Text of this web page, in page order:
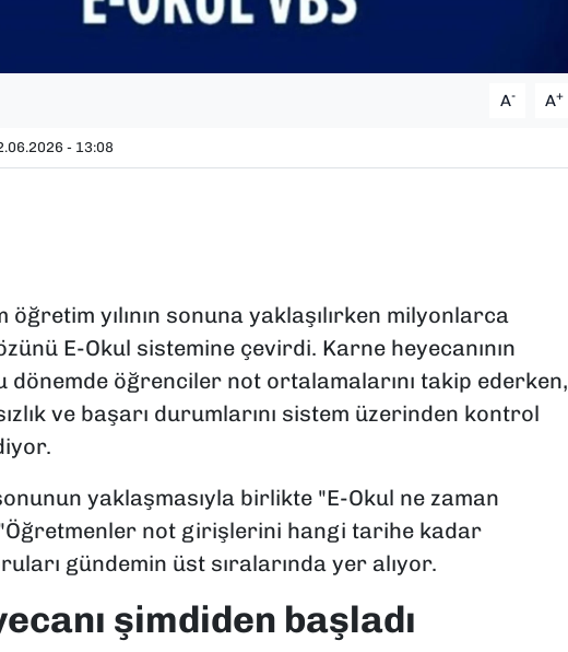
A- A+
- 13:08
yılının sonuna yaklaşılırken milyonlarca
E-Okul sistemine çevirdi. Karne heyecanının
dönemde öğrenciler not ortalamalarını takip ederken,
ve başarı durumlarını sistem üzerinden kontrol
yaklaşmasıyla birlikte "E-Okul ne zaman
not girişlerini hangi tarihe kadar
gündemin üst sıralarında yer alıyor.
şimdiden başladı